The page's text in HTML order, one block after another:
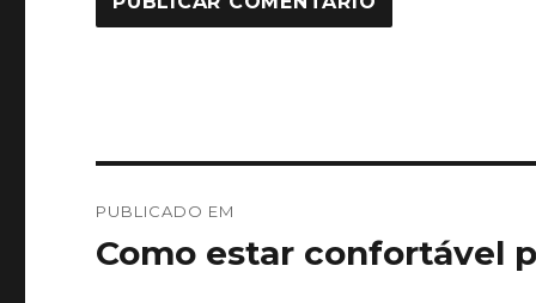
de
PUBLICADO EM
Como estar confortável